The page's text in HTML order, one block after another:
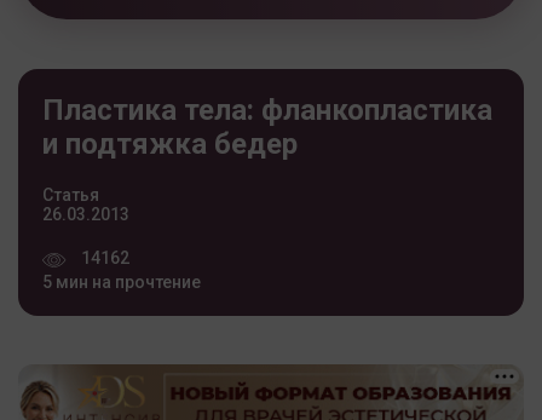
Пластика тела: фланкопластика
и подтяжка бедер
Статья
26.03.2013
14162
5 мин на прочтение